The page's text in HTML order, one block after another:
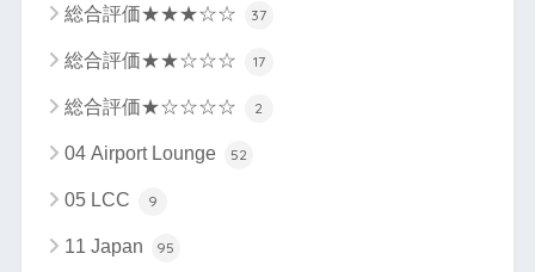
総合評価★★★☆☆ 37
総合評価★★☆☆☆ 17
総合評価★☆☆☆☆ 2
04 Airport Lounge 52
05 LCC 9
11 Japan 95